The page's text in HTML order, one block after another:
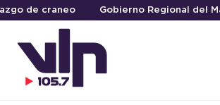
de craneo Gobierno Regional del